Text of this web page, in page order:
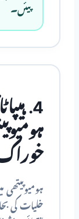
پیئں۔
ہومیوپیتھی
خلیات کی